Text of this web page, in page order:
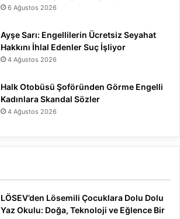
6 Ağustos 2026
Ayşe Sarı: Engellilerin Ücretsiz Seyahat
Hakkını İhlal Edenler Suç İşliyor
4 Ağustos 2026
Halk Otobüsü Şoföründen Görme Engelli
Kadınlara Skandal Sözler
4 Ağustos 2026
LÖSEV’den Lösemili Çocuklara Dolu Dolu
Yaz Okulu: Doğa, Teknoloji ve Eğlence Bir